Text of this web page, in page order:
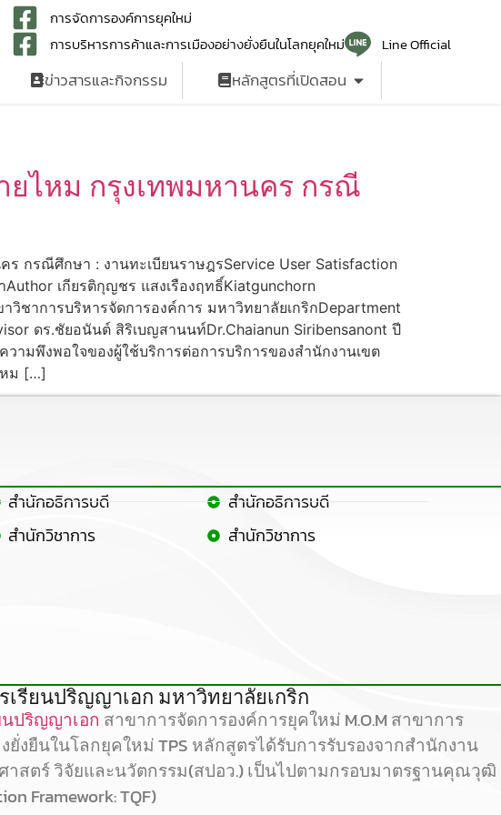
การจัดการองค์การยุคใหม่
การบริหารการค้าและการเมืองอย่างยั่งยืนในโลกยุคใหม่
Line Official
ข่าวสารและกิจกรรม หลักสูตรที่เปิดสอน
ไหม กรุงเทพมหานคร กรณี
กรณีศึกษา : งานทะเบียนราษฎรService User Satisfaction
เกียรติกุญชร แสงเรืองฤทธิ์Kiatgunchorn
าการบริหารจัดการองค์การ มหาวิทยาลัยเกริกDepartment
ดร.ชัยอนันต์ สิริเบญสานนท์Dr.Chaianun Siribensanont ปี
พึงพอใจของผู้ใช้บริการต่อการบริการของสำนักงานเขต
หม […]
สำนักอธิการบดี
สำนักวิชาการ
สำนักอธิการบดี
สำนักวิชาการ
รียนปริญญาเอก มหาวิทยาลัยเกริก
ปริญญาเอก สาขาการจัดการองค์การยุคใหม่ M.O.M สาขาการ
ยั่งยืนในโลกยุคใหม่ TPS หลักสูตรได้รับการรับรองจากสำนักงาน
สตร์ วิจัยและนวัตกรรม(สปอว.) เป็นไปตามกรอบมาตรฐานคุณวุฒิ
Framework: TQF)